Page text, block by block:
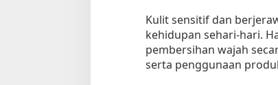
g
G
e
l
,
Kulit sensitif dan
kehidupan sehari-hari.
pembersihan wajah
serta penggunaan